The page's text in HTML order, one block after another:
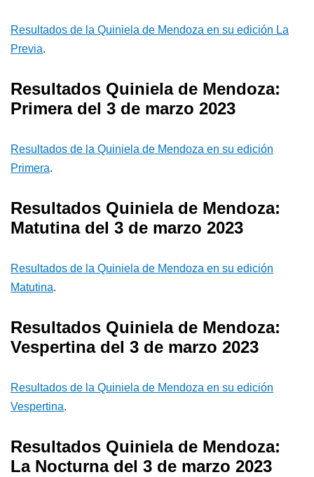
Resultados de la Quiniela de Mendoza en su edición La
Previa.
Resultados Quiniela de Mendoza:
Primera del 3 de marzo 2023
Resultados de la Quiniela de Mendoza en su edición
Primera.
Resultados Quiniela de Mendoza:
Matutina del 3 de marzo 2023
Resultados de la Quiniela de Mendoza en su edición
Matutina.
Resultados Quiniela de Mendoza:
Vespertina del 3 de marzo 2023
Resultados de la Quiniela de Mendoza en su edición
Vespertina.
Resultados Quiniela de Mendoza:
La Nocturna del 3 de marzo 2023